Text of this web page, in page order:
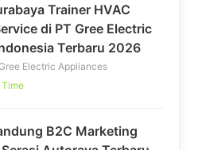
Trainer HVAC
di PT Gree Electric
Terbaru 2026
Electric Appliances
Time
B2C Marketing